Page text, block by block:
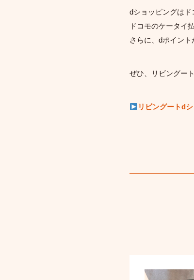
dショッピングはド
ドコモのケータイ
さらに、dポイント
ぜひ、リビングー
リビングートd